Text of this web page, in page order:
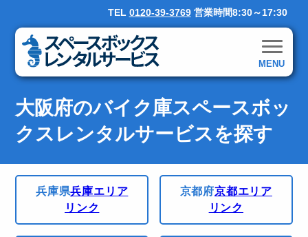
MENU
TEL 0120-39-3769営業時間8:30～17:30
大阪府のバイク庫スペースボッ
クスレンタルサービスを探す
兵庫県兵庫エリア
リンク
京都府京都エリア
リンク